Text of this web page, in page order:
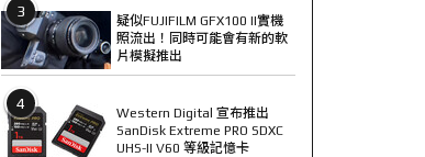
3
疑似FUJIFILM GFX100 II實機
照流出！同時可能會有新的軟
片模擬推出
4
Western Digital 宣布推出
SanDisk Extreme PRO SDXC
UHS-II V60 等級記憶卡